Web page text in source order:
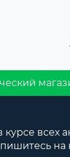
курсе всех
на